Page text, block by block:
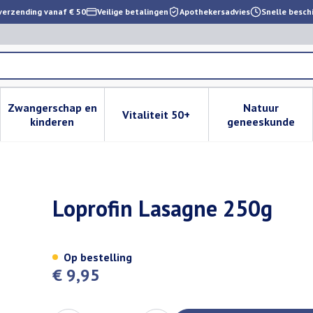
vanaf € 50 Veilige betalingen Apothekersadvies Snelle
verzorging en hygiëne categorie
voor Dieet, voeding en vitamines categorie
Zwangerschap en
kinderenToon submenu voor Zwangerschap en kinderen
Vitaliteit 50+Toon submenu voor Vitaliteit
Natuur
geneeskunde
Toon
Loprofin Lasagne 250g
€ 9,95
Op bestelling